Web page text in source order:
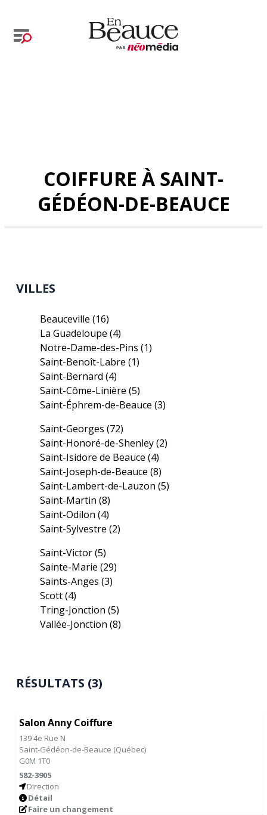
COIFFURE À SAINT-
GÉDÉON-DE-BEAUCE
VILLES
Beauceville(16)
La Guadeloupe(4)
Notre-Dame-des-Pins(1)
Saint-Benoît-Labre(1)
Saint-Bernard(4)
Saint-Côme-Linière(5)
Saint-Éphrem-de-Beauce(3)
Saint-Georges(72)
Saint-Honoré-de-Shenley(2)
Saint-Isidore de Beauce(4)
Saint-Joseph-de-Beauce(8)
Saint-Lambert-de-Lauzon(5)
Saint-Martin(8)
Saint-Odilon(4)
Saint-Sylvestre(2)
Saint-Victor(5)
Sainte-Marie(29)
Saints-Anges(3)
Scott(4)
Tring-Jonction(5)
Vallée-Jonction(8)
RÉSULTATS (3)
Salon Anny Coiffure
139 4e Rue N
Saint-Gédéon-de-Beauce (Québec)
G0M 1T0
582-3905
Direction
Détail
Faire un changement